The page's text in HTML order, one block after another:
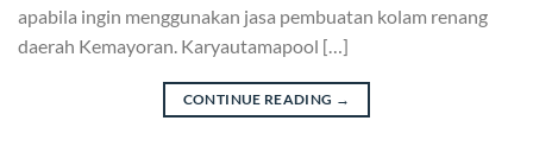
apabila ingin menggunakan jasa pembuatan kolam renang
daerah Kemayoran. Karyautamapool […]
CONTINUE READING →